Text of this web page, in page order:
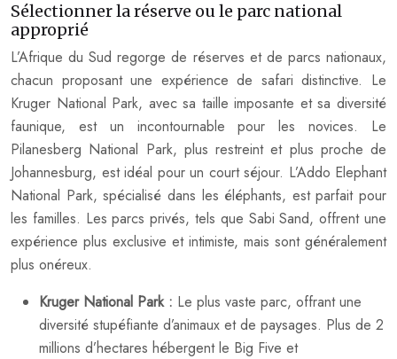
Sélectionner la réserve ou le parc national
approprié
L’Afrique du Sud regorge de réserves et de parcs nationaux,
chacun proposant une expérience de safari distinctive. Le
Kruger National Park, avec sa taille imposante et sa diversité
faunique, est un incontournable pour les novices. Le
Pilanesberg National Park, plus restreint et plus proche de
Johannesburg, est idéal pour un court séjour. L’Addo Elephant
National Park, spécialisé dans les éléphants, est parfait pour
les familles. Les parcs privés, tels que Sabi Sand, offrent une
expérience plus exclusive et intimiste, mais sont généralement
plus onéreux.
Kruger National Park : Le plus vaste parc, offrant une
diversité stupéfiante d’animaux et de paysages. Plus de 2
millions d’hectares hébergent le Big Five et